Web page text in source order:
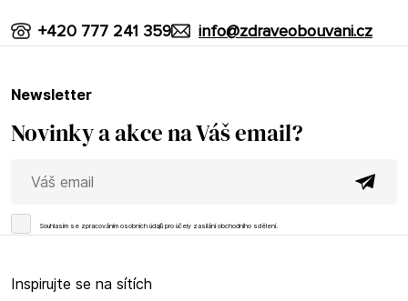
info@zdraveobouvani.cz
+420 777 241 359
newsletter
Novinky a akce na Váš email?
Souhlasím se zpracováním osobních údajů pro účely zasílání obchodního sdělení.
Inspirujte se na sítích